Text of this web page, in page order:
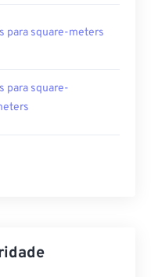
para square-meters
para square-